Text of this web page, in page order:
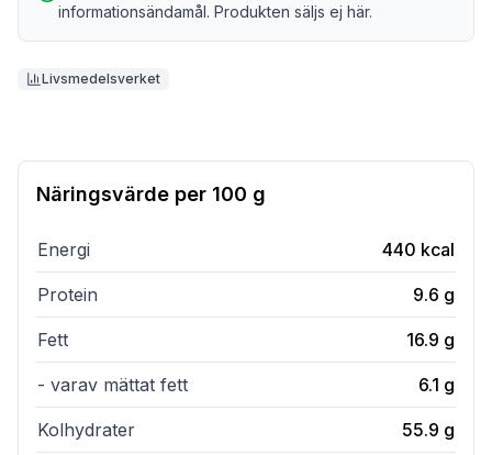
informationsändamål. Produkten säljs ej här.
Livsmedelsverket
Näringsvärde per 100 g
Energi 440 kcal
Protein 9.6 g
Fett 16.9 g
- varav mättat fett 6.1 g
Kolhydrater 55.9 g